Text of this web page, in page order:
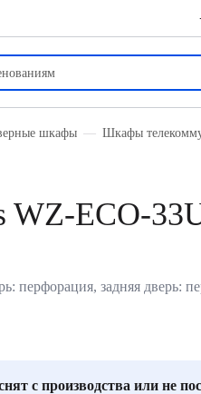
шкафы Шкафы
WZ-ECO-
задняя дверь:
с производства или не